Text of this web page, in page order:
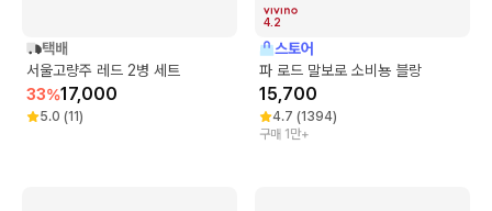
택배
서울고량주 레드 2병 세트
33%17,000
5.0 (11)
4.2
스토어
파 로드 말보로 소비뇽 블랑
15,700
4.7 (1394)
구매 1만+